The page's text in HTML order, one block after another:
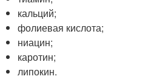
кальций;
фолиевая кислота;
ниацин;
каротин;
липокин.